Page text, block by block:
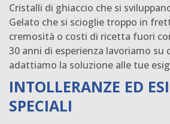
Cristalli di ghiaccio che si
Gelato che si scioglie troppo in
cremosità o costi di ricetta fuori
30 anni di esperienza lavoriamo su
adattiamo la soluzione alle tue
INTOLLERANZE ED
SPECIALI